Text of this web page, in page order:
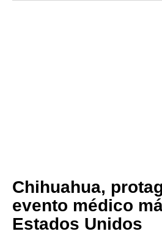
Chihuahua,
evento médico
Estados Unidos